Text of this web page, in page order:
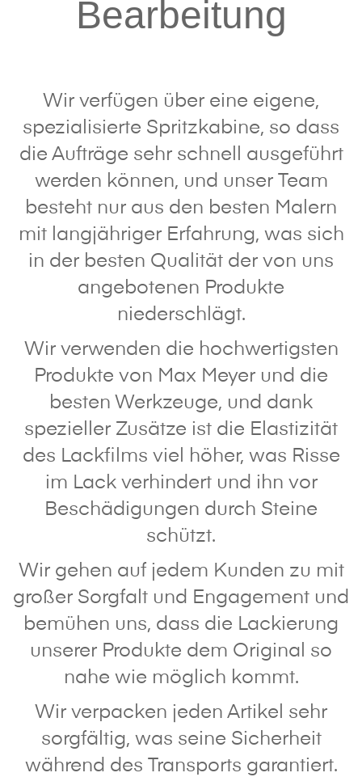
Bearbeitung
Wir verfügen über eine eigene,
spezialisierte Spritzkabine, so dass
die Aufträge sehr schnell ausgeführt
werden können, und unser Team
besteht nur aus den besten Malern
mit langjähriger Erfahrung, was sich
in der besten Qualität der von uns
angebotenen Produkte
niederschlägt.
Wir verwenden die hochwertigsten
Produkte von Max Meyer und die
besten Werkzeuge, und dank
spezieller Zusätze ist die Elastizität
des Lackfilms viel höher, was Risse
im Lack verhindert und ihn vor
Beschädigungen durch Steine
schützt.
Wir gehen auf jedem Kunden zu mit
großer Sorgfalt und Engagement und
bemühen uns, dass die Lackierung
unserer Produkte dem Original so
nahe wie möglich kommt.
Wir verpacken jeden Artikel sehr
sorgfältig, was seine Sicherheit
während des Transports garantiert.